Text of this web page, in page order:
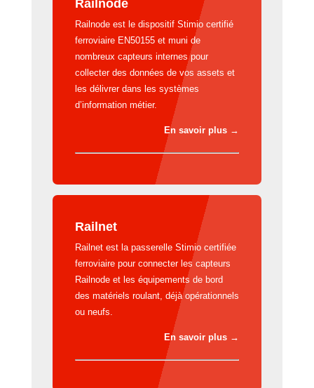
Railnode
Railnode est le dispositif Stimio certifié
ferroviaire EN50155 et muni de
nombreux capteurs internes pour
collecter des données de vos assets et
les délivrer dans les systèmes
d’information métier.
En savoir plus →
Railnet
Railnet est la passerelle Stimio certifiée
ferroviaire pour connecter les capteurs
Railnode et les équipements de bord
des matériels roulant, déjà opérationnels
ou neufs.
En savoir plus →